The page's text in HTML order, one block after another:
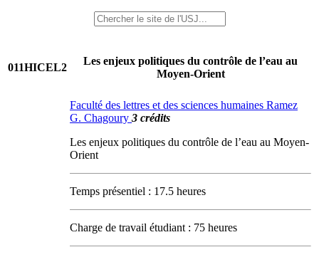
011HICEL2
Les enjeux politiques du contrôle de l’eau au
Moyen-Orient
Faculté des lettres et des sciences humaines Ramez
G. Chagoury 3 crédits
Les enjeux politiques du contrôle de l’eau au Moyen-
Orient
Temps présentiel : 17.5 heures
Charge de travail étudiant : 75 heures